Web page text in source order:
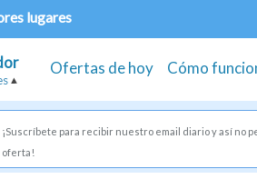
lugares
Ofertas de hoy Cómo
¡Suscríbete para recibir nuestro email diario y así no
oferta!